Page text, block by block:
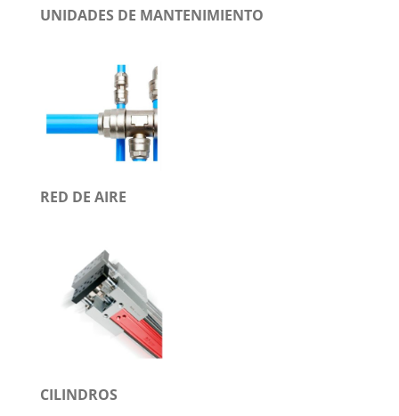
UNIDADES DE MANTENIMIENTO
RED DE AIRE
CILINDROS